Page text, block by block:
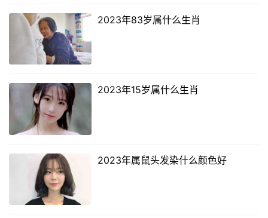
2023年83岁属什么生肖
2023年15岁属什么生肖
2023年属鼠头发染什么颜色好